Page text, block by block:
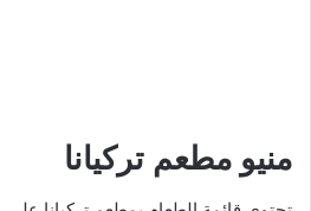
منيو مطعم تركيانا